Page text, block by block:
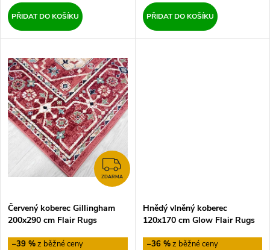
u
k
t
ů
u
k
t
ů
PŘIDAT DO KOŠÍKU PŘIDAT DO KOŠÍKU
ZDARMA
ZDARMA
Červený koberec Gillingham
200x290 cm Flair Rugs
–39 %
Hnědý vlněný koberec
120x170 cm Glow Flair Rugs
–36 %